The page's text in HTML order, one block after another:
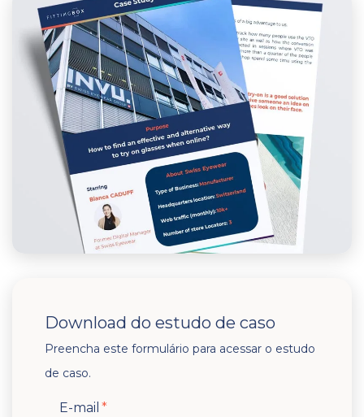
Download do estudo de caso
Preencha este formulário para acessar o estudo
de caso.
E-mail *